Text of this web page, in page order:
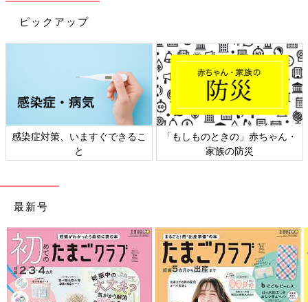
ピックアップ
感染症対策、いますぐできるこ
と
「もしものときの」赤ちゃん・
家族の防災
最新号